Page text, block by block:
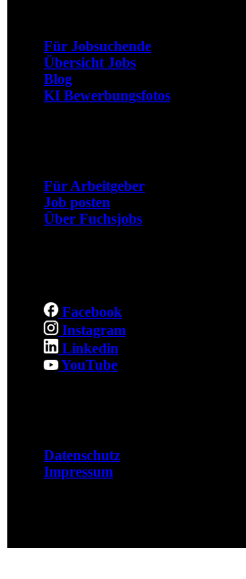
Für Jobsuchende
Übersicht Jobs
Blog
KI Bewerbungsfotos
Für Arbeitgeber
Job posten
Über Fuchsjobs
Facebook
Instagram
Linkedin
YouTube
Datenschutz
Impressum